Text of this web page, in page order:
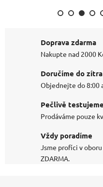
Doprava zdarma
Nakupte nad 2000
Doručíme do zítra
Objednejte do 8:00
Pečlivě testujeme
Prodáváme pouze
Vždy poradíme
Jsme profíci v
ZDARMA.